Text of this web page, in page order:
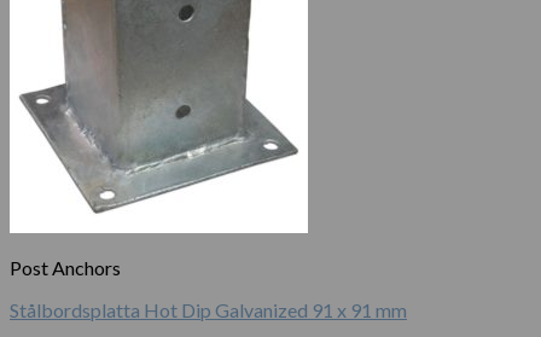
Post Anchors
Stålbordsplatta Hot Dip Galvanized 91 x 91 mm